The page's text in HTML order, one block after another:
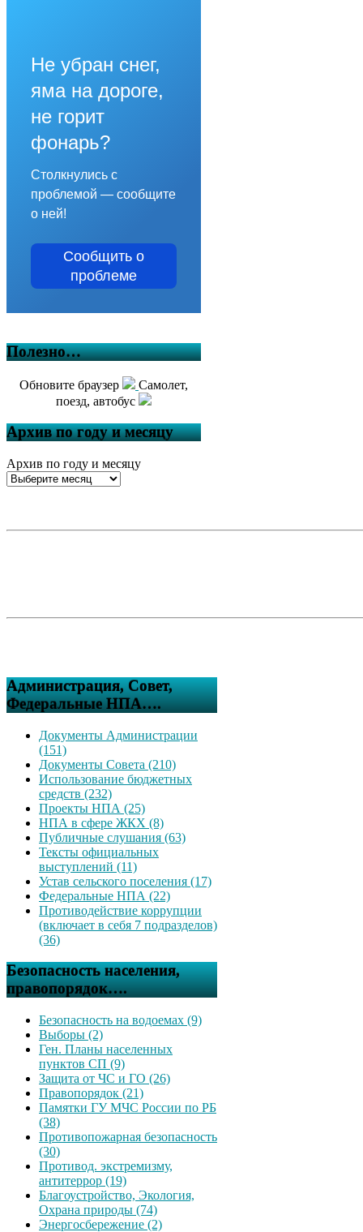
Не убран снег,
яма на дороге,
не горит
фонарь?
Столкнулись с
проблемой — сообщите
о ней!
Сообщить о
проблеме
Полезно…
Обновите браузер
Самолет,
поезд, автобус
Архив по году и месяцу
Архив по году и месяцу
Администрация, Совет,
Федеральные НПА….
Документы Администрации
(151)
Документы Совета (210)
Использование бюджетных
средств (232)
Проекты НПА (25)
НПА в сфере ЖКХ (8)
Публичные слушания (63)
Тексты официальных
выступлений (11)
Устав сельского поселения (17)
Федеральные НПА (22)
Противодействие коррупции
(включает в себя 7 подразделов)
(36)
Безопасность населения,
правопорядок….
Безопасность на водоемах (9)
Выборы (2)
Ген. Планы населенных
пунктов СП (9)
Защита от ЧС и ГО (26)
Правопорядок (21)
Памятки ГУ МЧС России по РБ
(38)
Противопожарная безопасность
(30)
Противод. экстремизму,
антитеррор (19)
Благоустройство, Экология,
Охрана природы (74)
Энергосбережение (2)